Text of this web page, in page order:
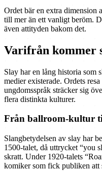
Ordet bär en extra dimension
till mer än ett vanligt beröm.
även attityden bakom det.
Varifrån kommer
Slay har en lång historia som
medier existerade. Ordets
ungdomsspråk sträcker sig
flera distinkta kulturer.
Från ballroom-kultur
Slangbetydelsen av slay har
1500-talet, då uttrycket “you
skratt. Under 1920-talets
komiker som fick publiken att